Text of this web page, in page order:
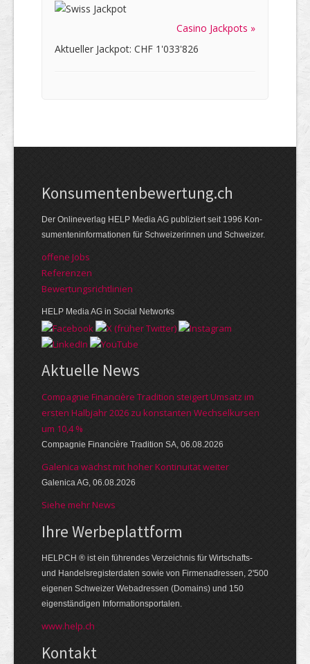
Casino Jackpots »
Aktueller Jackpot: CHF 1'033'826
Kon­su­menten­be­wer­tung.ch
Der Online­verlag HELP Media AG publi­ziert seit 1996 Kon­
su­menten­infor­mationen für Schwei­zerinnen und Schweizer.
offene Jobs
Referenzen
Bewer­tungs­richt­linien
HELP Media AG in Social Networks
Aktuelle News
Compagnie Financière Tradition steigert Umsatz im
ersten Halbjahr 2026 zu konstanten Wechselkursen
um 10,4 %
Compagnie Financière Tradition SA, 06.08.2026
Galenica wächst mit hoher Kontinuität weiter
Galenica AG, 06.08.2026
Siehe mehr News
Ihre Werbe­platt­form
HELP.CH ® ist ein führendes Ver­zeich­nis für Wirt­schafts-
und Handels­register­daten so­wie von Firmen­adressen, 2'500
eige­nen Schweizer Web­adressen (Domains) und 150
eigen­ständigen Infor­mations­por­talen.
www.help.ch
Kontakt